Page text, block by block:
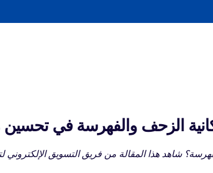
الزحف والفهرسة في
شاهد هذا المقالة من فريق التسويق